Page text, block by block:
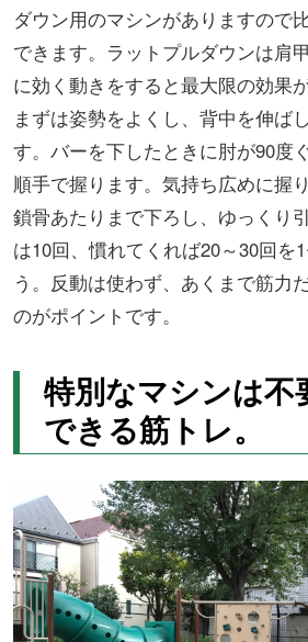
ダウン用のマシンがありますので
できます。ラットプルダウンは肩
に効く動きをすると最大限の効果
まずは姿勢をよくし、背中を伸ば
す。バーを下したときに肘が90度
順手で握ります。気持ち広めに握
鎖骨あたりまで下ろし、ゆっくり
は10回、慣れてくれば20～30回を
う。反動は使わず、あくまで筋力
のがポイントです。
特別なマシンは不
できる筋トレ。